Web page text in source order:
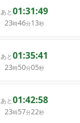
あと01:42:58
23時57分22秒
あと01:31:49
23時46分13秒
あと01:35:41
23時50分05秒